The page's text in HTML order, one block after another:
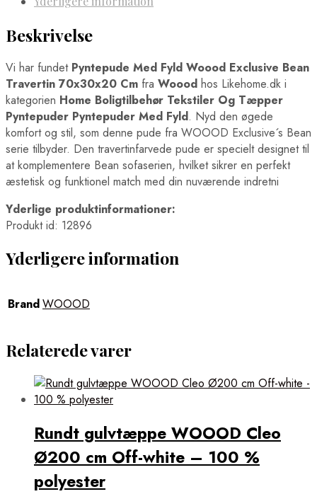
Beskrivelse
Vi har fundet Pyntepude Med Fyld Woood Exclusive Bean
Travertin 70x30x20 Cm fra Woood hos Likehome.dk i
kategorien Home Boligtilbehør Tekstiler Og Tæpper
Pyntepuder Pyntepuder Med Fyld. Nyd den øgede
komfort og stil, som denne pude fra WOOOD Exclusive´s Bean
serie tilbyder. Den travertinfarvede pude er specielt designet til
at komplementere Bean sofaserien, hvilket sikrer en perfekt
æstetisk og funktionel match med din nuværende indretni
Yderlige produktinformationer:
Produkt id: 12896
Yderligere information
BrandWOOOD
Relaterede varer
Rundt gulvtæppe WOOOD Cleo
Ø200 cm Off-white – 100 %
polyester